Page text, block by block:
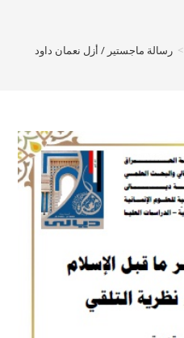
رسالة ماجستير / أزل نعمان داود